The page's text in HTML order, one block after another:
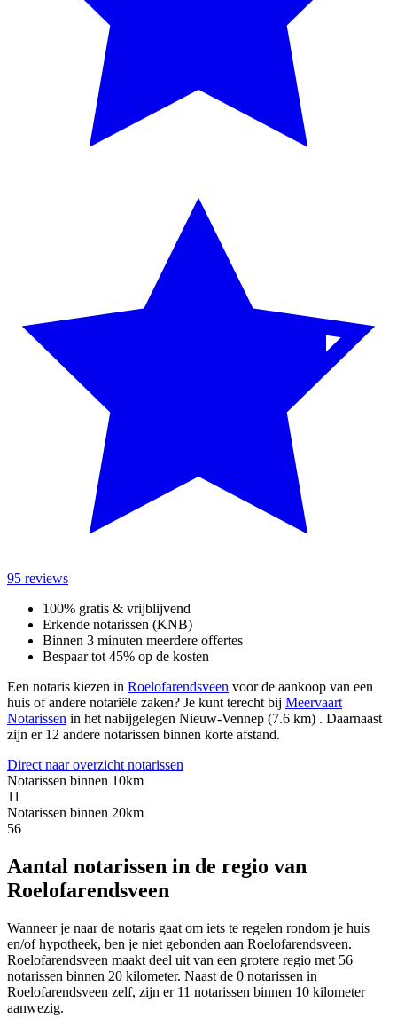
95 reviews
100% gratis & vrijblijvend
Erkende notarissen (KNB)
Binnen 3 minuten meerdere offertes
Bespaar tot 45% op de kosten
Een notaris kiezen in Roelofarendsveen voor de aankoop van een
huis of andere notariële zaken? Je kunt terecht bij Meervaart
Notarissen in het nabijgelegen Nieuw-Vennep (7.6 km) . Daarnaast
zijn er 12 andere notarissen binnen korte afstand.
Direct naar overzicht notarissen
Notarissen binnen 10km
11
Notarissen binnen 20km
56
Aantal notarissen in de regio van
Roelofarendsveen
Wanneer je naar de notaris gaat om iets te regelen rondom je huis
en/of hypotheek, ben je niet gebonden aan Roelofarendsveen.
Roelofarendsveen maakt deel uit van een grotere regio met 56
notarissen binnen 20 kilometer. Naast de 0 notarissen in
Roelofarendsveen zelf, zijn er 11 notarissen binnen 10 kilometer
aanwezig.